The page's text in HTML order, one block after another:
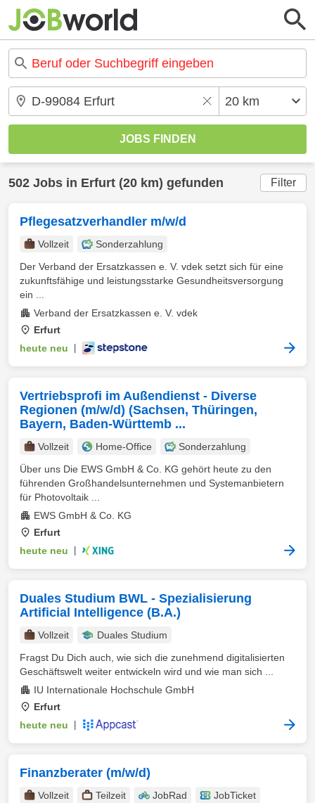
502 Jobs in Erfurt (20 km) gefunden Filter
Pflegesatzverhandler m/w/d
Vollzeit
Sonderzahlung
Der Verband der Ersatzkassen e. V. vdek setzt sich für eine
zukunftsfähige und leistungsstarke Gesundheitsversorgung
ein ...
Verband der Ersatzkassen e. V. vdek
Erfurt
heute neu
Vertriebsprofi im Außendienst - Diverse
Regionen (m/w/d) (Sachsen, Thüringen,
Bayern, Baden-Württemb ...
Vollzeit Home-Office
Sonderzahlung
Über uns Die EWS GmbH & Co. KG gehört heute zu den
führenden Großhandelsunternehmen und Systemanbietern
für Photovoltaik ...
EWS GmbH & Co. KG
Erfurt
heute neu
Duales Studium BWL - Spezialisierung
Artificial Intelligence (B.A.)
Vollzeit
Duales Studium
Fragst Du Dich auch, wie sich die zunehmend digitalisierten
Geschäftswelt weiter entwickeln wird und wie man sich ...
IU Internationale Hochschule GmbH
Erfurt
heute neu
Finanzberater (m/w/d)
Vollzeit Teilzeit JobRad
JobTicket